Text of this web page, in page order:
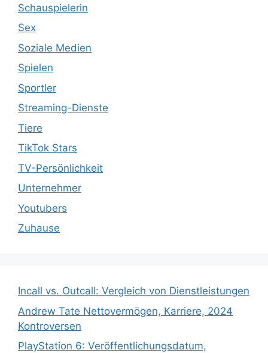
Schauspielerin
Sex
Soziale Medien
Spielen
Sportler
Streaming-Dienste
Tiere
TikTok Stars
TV-Persönlichkeit
Unternehmer
Youtubers
Zuhause
Incall vs. Outcall: Vergleich von Dienstleistungen
Andrew Tate Nettovermögen, Karriere, 2024
Kontroversen
PlayStation 6: Veröffentlichungsdatum,